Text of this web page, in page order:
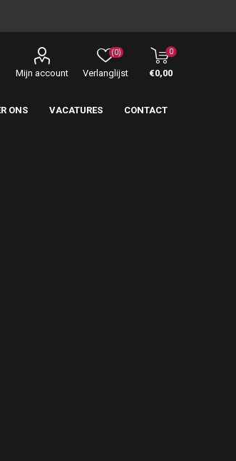
Mijn account Verlanglijst
(0) 0
€0,00
ONS VACATURES CONTACT